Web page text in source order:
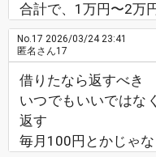
合計で、1万円〜2万
No.17 2026/03/24 23:41
匿名さん17
借りたなら返すべき
いつでもいいではな
返す
毎月100円とかじゃ